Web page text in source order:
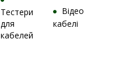
Тестери
для
кабелей
Відео
кабелі